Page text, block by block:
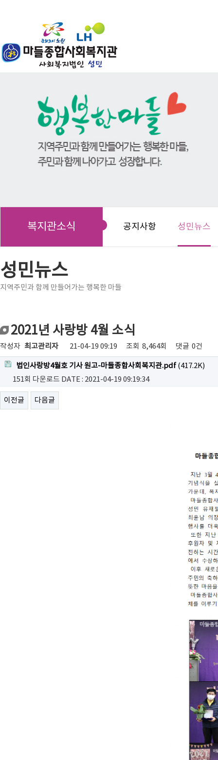
복지관소식 공지사항 성민뉴스
성민뉴스
지역주민과 함께 만들어가는 행복한 마들
2021년 사랑방 4월 소식
작성자 최고관리자 21-04-19 09:19 조회 8,464회 댓글 0건
법인사랑방4월호 기사 원고-마들종합사회복지관.pdf (417.2K)
151회 다운로드 DATE : 2021-04-19 09:19:34
이전글 다음글